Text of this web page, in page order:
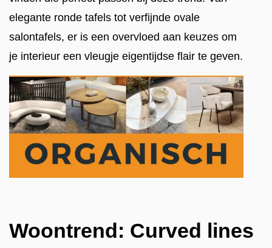
Woontrend: Curved lines
elegante ronde tafels tot verfijnde ovale
salontafels, er is een overvloed aan keuzes om
je interieur een vleugje eigentijdse flair te geven.